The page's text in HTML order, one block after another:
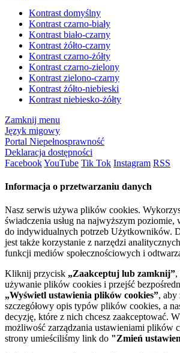
Kontrast domyślny
Kontrast czarno-biały
Kontrast biało-czarny
Kontrast żółto-czarny
Kontrast czarno-żółty
Kontrast czarno-zielony
Kontrast zielono-czarny
Kontrast żółto-niebieski
Kontrast niebiesko-żółty
Zamknij menu
Język migowy
Portal Niepełnosprawność
Deklaracja dostępności
FacebookYouTube Tik Tok Instagram RSS
Informacja o przetwarzaniu danych
Nasz serwis używa plików cookies.
świadczenia usług na najwyższym poziomie,
do indywidualnych potrzeb Użytkowników.
jest także korzystanie z narzędzi
funkcji mediów społecznościowych i
Kliknij przycisk „Zaakceptuj lub zamknij”,
używanie plików cookies i przejść
„Wyświetl ustawienia plików cookies”, aby
szczegółowy opis typów plików cookies, a
decyzję, które z nich chcesz zaakceptować.
możliwość zarządzania ustawieniami plików
strony umieściliśmy link do "Zmień